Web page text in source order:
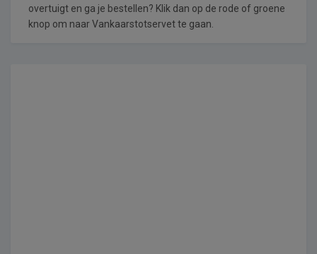
overtuigt en ga je bestellen? Klik dan op de rode of groene
knop om naar Vankaarstotservet te gaan.